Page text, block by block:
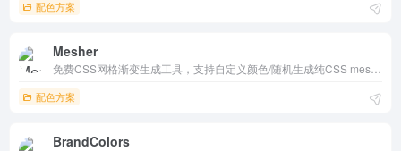
配色方案
Mesher
配色方案
BrandColors